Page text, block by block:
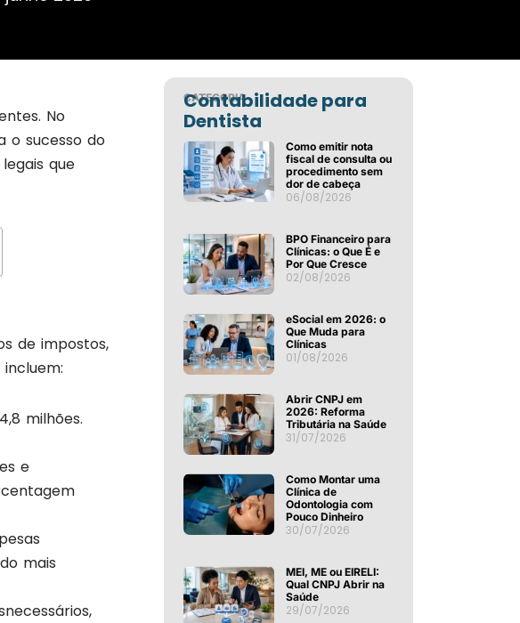
No
o sucesso do
que
de impostos,
milhões.
e
mais
CATEGORIA
Contabilidade para
Dentista
Como emitir nota
fiscal de consulta ou
procedimento sem
dor de cabeça
06/08/2026
BPO Financeiro para
Clínicas: o Que É e
Por Que Cresce
02/08/2026
eSocial em 2026: o
Que Muda para
Clínicas
01/08/2026
Abrir CNPJ em
2026: Reforma
Tributária na Saúde
31/07/2026
Como Montar uma
Clínica de
Odontologia com
Pouco Dinheiro
30/07/2026
MEI, ME ou EIRELI:
Qual CNPJ Abrir na
Saúde
29/07/2026